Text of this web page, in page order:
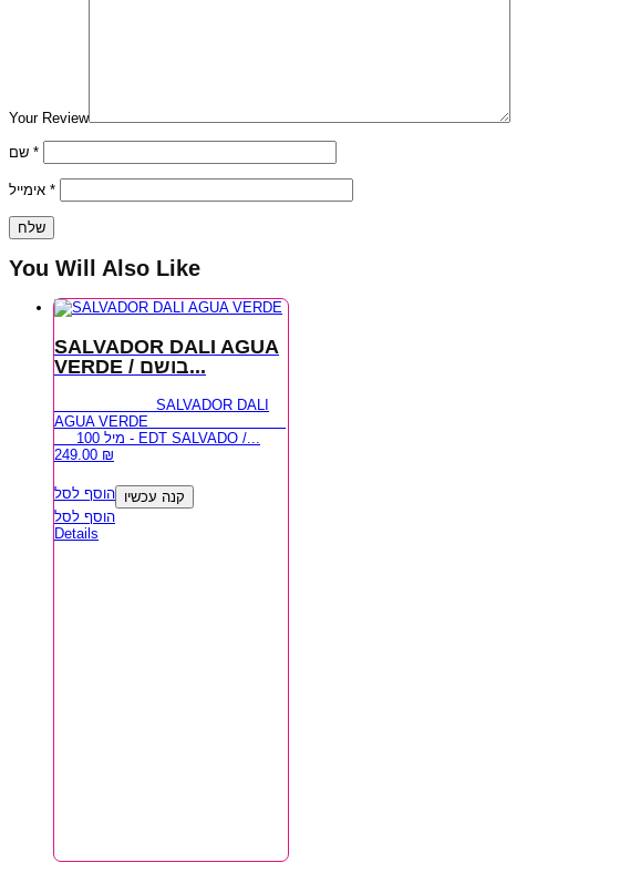
Your Review
*
*
You Will Also Like
SALVADOR DALI AGUA
VERDE / בושם...
SALVADOR DALI
AGUA VERDE
100 מיל - EDT SALVADO /...
249.00 ₪
הוסף לסל קנה עכשיו
הוסף לסל
Details